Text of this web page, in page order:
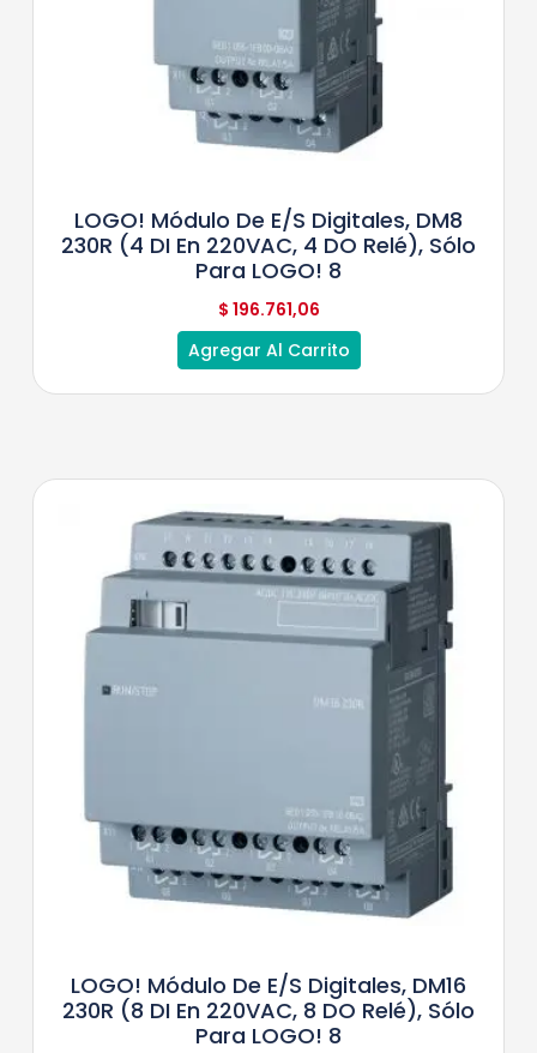
LOGO! Módulo De E/S Digitales, DM8
230R (4 DI En 220VAC, 4 DO Relé), Sólo
Para LOGO! 8
$ 196.761,06
Agregar Al Carrito
LOGO! Módulo De E/S Digitales, DM16
230R (8 DI En 220VAC, 8 DO Relé), Sólo
Para LOGO! 8